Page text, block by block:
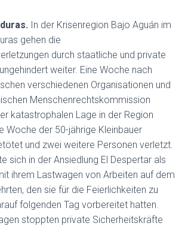
In der Krisenregion Bajo Aguán im
gehen die
durch staatliche und private
weiter. Eine Woche nach
verschiedenen Organisationen und
Menschenrechtskommission
katastrophalen Lage in der Region
Woche der 50-jährige Kleinbauer
und zwei weitere Personen verletzt.
sich in der Ansiedlung El Despertar als
ihrem Lastwagen von Arbeiten auf dem
den sie für die Feierlichkeiten zu
folgenden Tag vorbereitet hatten.
stoppten private Sicherheitskräfte